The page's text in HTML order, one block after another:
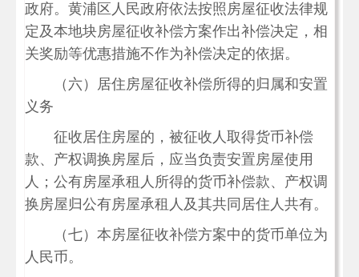
政府。黄浦区人民政府依法按照房屋征收法律规
定及本地块房屋征收补偿方案作出补偿决定，相
关奖励等优惠措施不作为补偿决定的依据。
（六）居住房屋征收补偿所得的归属和安置
义务
征收居住房屋的，被征收人取得货币补偿
款、产权调换房屋后，应当负责安置房屋使用
人；公有房屋承租人所得的货币补偿款、产权调
换房屋归公有房屋承租人及其共同居住人共有。
（七）本房屋征收补偿方案中的货币单位为
人民币。